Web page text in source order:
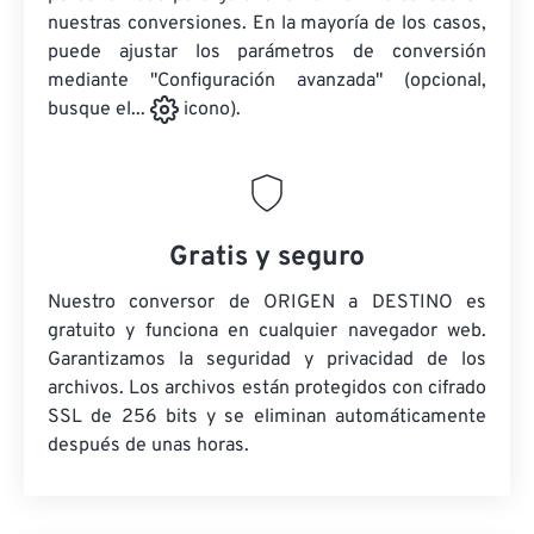
nuestras conversiones. En la mayoría de los casos,
puede ajustar los parámetros de conversión
mediante "Configuración avanzada" (opcional,
busque el...
icono).
Gratis y seguro
Nuestro conversor de ORIGEN a DESTINO es
gratuito y funciona en cualquier navegador web.
Garantizamos la seguridad y privacidad de los
archivos. Los archivos están protegidos con cifrado
SSL de 256 bits y se eliminan automáticamente
después de unas horas.